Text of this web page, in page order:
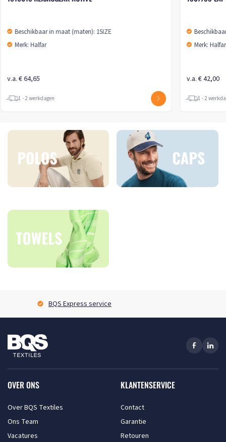
Beschikbaar in maat (maten): 1SIZE
Merk: Halfar
v.a. € 64,65
1 - 2 werkdagen
Merk: Halfar
v.a. € 42,00
1 - 2
BQS Express service
OVER ONS
Over BQS Textiles
Ons Team
Vacatures
KLANTENSERVICE
Contact
Garantie
Retouren